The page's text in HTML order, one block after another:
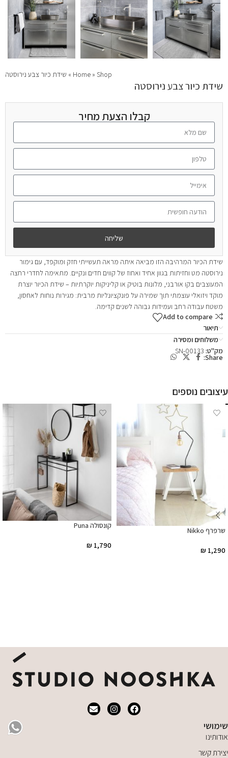
Home » Shop
» שידת כיור צבע נירוסטה
שידת כיור צבע נירוסטה
קבלו הצעת מחיר
שליחה
שידת הכיור המרהיבה הזו מביאה איתה מראה תעשייתי חזק ומוקפד, עם גימור
נירוסטה מט וחזיתות בגוון אחיד ואחוז של קווים חדים ונקיים. מתאימה לחדרי רחצה
המעוצבים בקו אורבני, מלונות בוטיק או קליניקות יוקרתיות – שידת הכיור יוצרת
מוקד ויזואלי עוצמתי תוך שמירה על פונקציונליות מרבית: מגירות נוחות לאחסון,
משטח עבודה רחב ועמידות גבוהה לשנים קדימה.
Add to compare
תיאור
משלוחים ומסירה
מק"ט: SN-00133
Share:
עיצובים נוספים
שרפרף Nikko
₪ 1,290
קונסולה Puna
₪ 1,790
שימושי
אודותינו
יצירת קשר